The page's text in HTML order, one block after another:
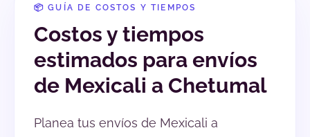
📦 GUÍA DE COSTOS Y TIEMPOS
Costos y tiempos
estimados para envíos
de Mexicali a Chetumal
Planea tus envíos de Mexicali a